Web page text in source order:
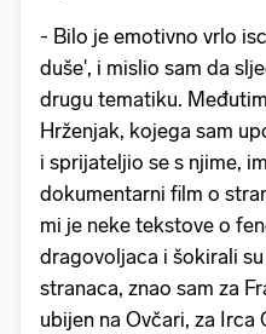
- Bilo je emotivno vrlo
duše', i mislio sam da
drugu tematiku.
Hrženjak, kojega sam
i sprijateljio se s njime,
dokumentarni film o
mi je neke tekstove o
dragovoljaca i šokirali
stranaca, znao sam za
ubijen na Ovčari, za